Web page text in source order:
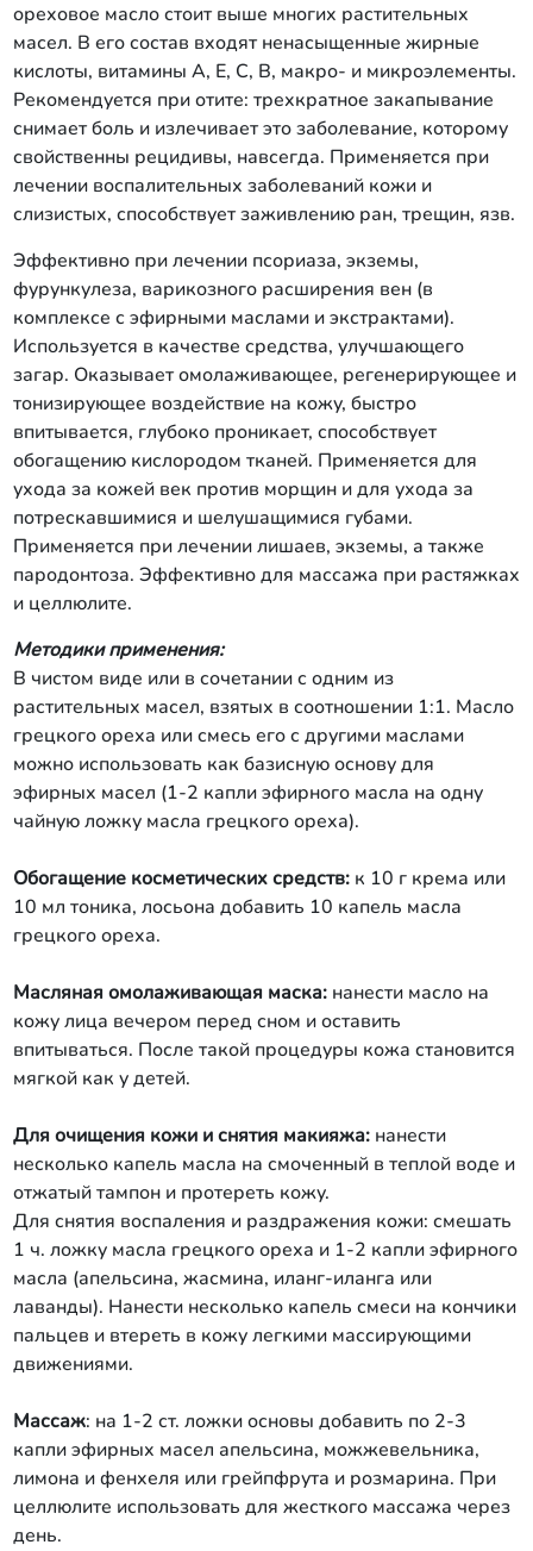
ореховое масло стоит выше многих растительных
масел. В его состав входят ненасыщенные жирные
кислоты, витамины А, Е, С, В, макро- и микроэлементы.
Рекомендуется при отите: трехкратное закапывание
снимает боль и излечивает это заболевание, которому
свойственны рецидивы, навсегда. Применяется при
лечении воспалительных заболеваний кожи и
слизистых, способствует заживлению ран, трещин, язв.
Эффективно при лечении псориаза, экземы,
фурункулеза, варикозного расширения вен (в
комплексе с эфирными маслами и экстрактами).
Используется в качестве средства, улучшающего
загар. Оказывает омолаживающее, регенерирующее и
тонизирующее воздействие на кожу, быстро
впитывается, глубоко проникает, способствует
обогащению кислородом тканей. Применяется для
ухода за кожей век против морщин и для ухода за
потрескавшимися и шелушащимися губами.
Применяется при лечении лишаев, экземы, а также
пародонтоза. Эффективно для массажа при растяжках
и целлюлите.
Методики применения:
В чистом виде или в сочетании с одним из
растительных масел, взятых в соотношении 1:1. Масло
грецкого ореха или смесь его с другими маслами
можно использовать как базисную основу для
эфирных масел (1-2 капли эфирного масла на одну
чайную ложку масла грецкого ореха).
Обогащение косметических средств: к 10 г крема или
10 мл тоника, лосьона добавить 10 капель масла
грецкого ореха.
Масляная омолаживающая маска: нанести масло на
кожу лица вечером перед сном и оставить
впитываться. После такой процедуры кожа становится
мягкой как у детей.
Для очищения кожи и снятия макияжа:нанести
несколько капель масла на смоченный в теплой воде и
отжатый тампон и протереть кожу.
Для снятия воспаления и раздражения кожи: смешать
1 ч. ложку масла грецкого ореха и 1-2 капли эфирного
масла (апельсина, жасмина, иланг-иланга или
лаванды). Нанести несколько капель смеси на кончики
пальцев и втереть в кожу легкими массирующими
движениями.
Массаж: на 1-2 ст. ложки основы добавить по 2-3
капли эфирных масел апельсина, можжевельника,
лимона и фенхеля или грейпфрута и розмарина. При
целлюлите использовать для жесткого массажа через
день.